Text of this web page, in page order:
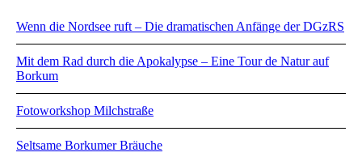
Wenn die Nordsee ruft – Die dramatischen Anfänge der DGzRS
Mit dem Rad durch die Apokalypse – Eine Tour de Natur auf
Borkum
Fotoworkshop Milchstraße
Seltsame Borkumer Bräuche